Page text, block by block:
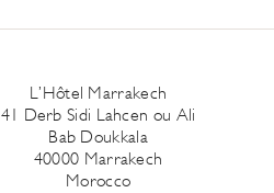
L’Hôtel Marrakech
41 Derb Sidi Lahcen ou Ali
Bab Doukkala
40000 Marrakech
Morocco